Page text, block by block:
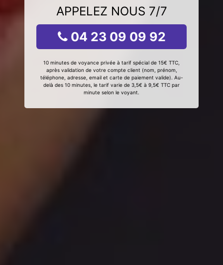
APPELEZ NOUS 7/7
04 23 09 09 92
10 minutes de voyance privée à tarif spécial de 15€ TTC,
après validation de votre compte client (nom, prénom,
téléphone, adresse, email et carte de paiement valide). Au-
delà des 10 minutes, le tarif varie de 3,5€ à 9,5€ TTC par
minute selon le voyant.